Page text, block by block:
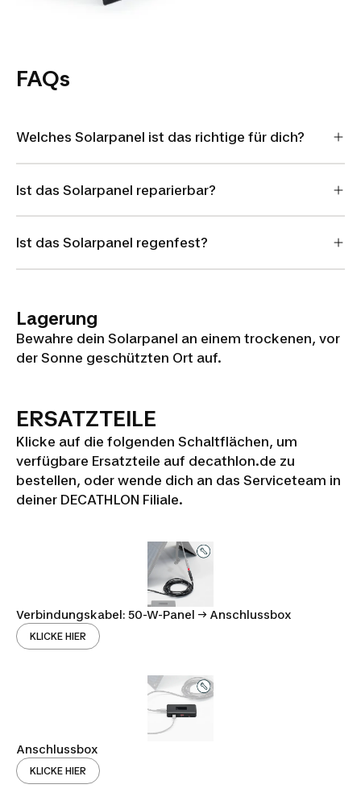
FAQs
Welches Solarpanel ist das richtige für dich?
Ist das Solarpanel reparierbar?
Ist das Solarpanel regenfest?
Lagerung
Bewahre dein Solarpanel an einem trockenen, vor
der Sonne geschützten Ort auf.
ERSATZTEILE
Klicke auf die folgenden Schaltflächen, um
verfügbare Ersatzteile auf decathlon.de zu
bestellen, oder wende dich an das Serviceteam in
deiner DECATHLON Filiale.
Verbindungskabel: 50-W-Panel -> Anschlussbox
KLICKE HIER
Anschlussbox
KLICKE HIER